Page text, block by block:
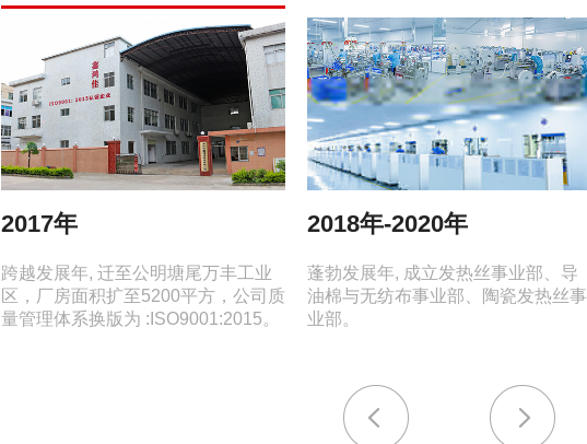
2017年
跨越发展年, 迁至公明塘尾万丰工业
区，厂房面积扩至5200平方，公司质
量管理体系换版为 :ISO9001:2015。
2018年-2020年
蓬勃发展年, 成立发热丝事业部、导
油棉与无纺布事业部、陶瓷发热丝事
业部。